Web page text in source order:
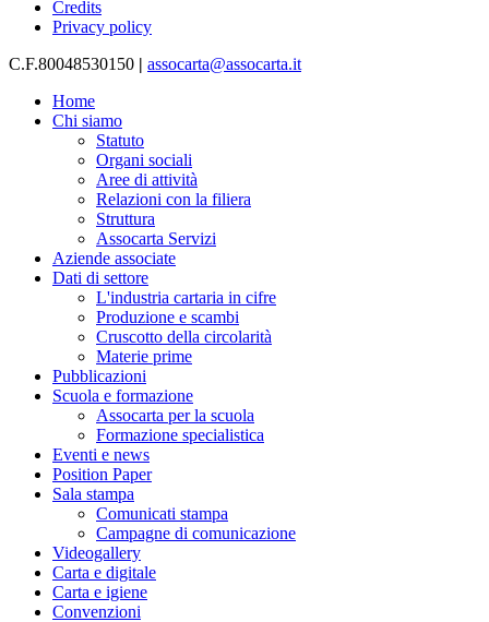
Credits
Privacy policy
C.F.80048530150 | assocarta@assocarta.it
Home
Chi siamo
Statuto
Organi sociali
Aree di attività
Relazioni con la filiera
Struttura
Assocarta Servizi
Aziende associate
Dati di settore
L'industria cartaria in cifre
Produzione e scambi
Cruscotto della circolarità
Materie prime
Pubblicazioni
Scuola e formazione
Assocarta per la scuola
Formazione specialistica
Eventi e news
Position Paper
Sala stampa
Comunicati stampa
Campagne di comunicazione
Videogallery
Carta e digitale
Carta e igiene
Convenzioni